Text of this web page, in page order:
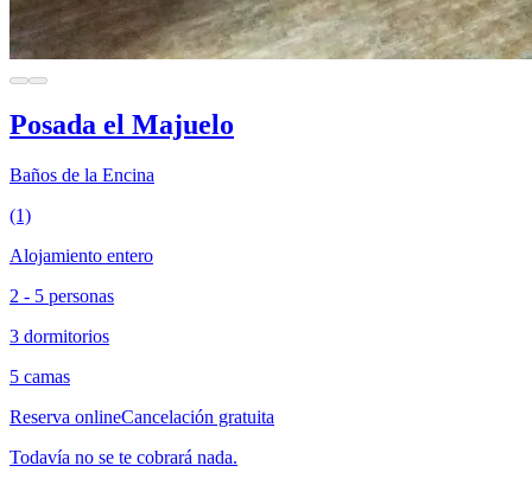
Posada el Majuelo
Baños de la Encina
(1)
Alojamiento entero
2 - 5 personas
3 dormitorios
5 camas
Reserva onlineCancelación gratuita
Todavía no se te cobrará nada.